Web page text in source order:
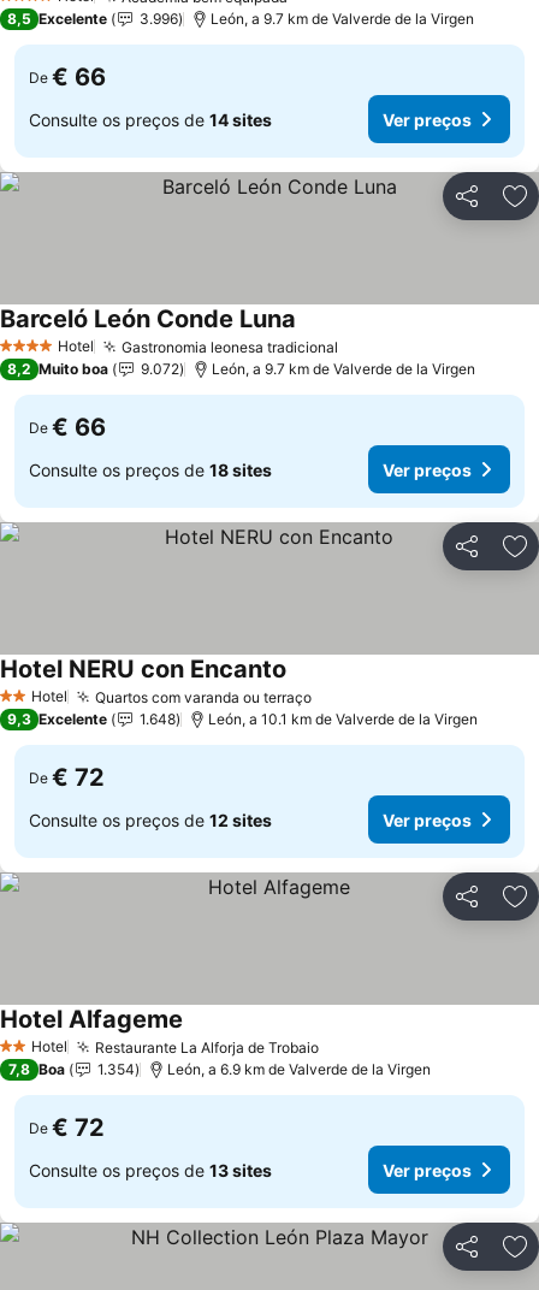
4 Estrelas
8,5 Excelente 3.996 León, a 9.7 km de Valverde de la Virgen
De € 66
Consulte os preços de 14 sites Ver preços
Partilhar
4 EstrelasHotel Gastronomia leonesa tradicional
Barceló León Conde Luna
8,2 Muito boa 9.072 León, a 9.7 km de Valverde de la Virgen
De € 66
Consulte os preços de 18 sites Ver preços
Partilhar
2 Estrelas
Hotel Quartos com varanda ou terraço
Hotel NERU con Encanto
9,3 Excelente 1.648 León, a 10.1 km de Valverde de la Virgen
De € 72
Consulte os preços de 12 sites Ver preços
Partilhar
2 Estrelas
Hotel Restaurante La Alforja de Trobaio
Hotel Alfageme
7,8 Boa 1.354 León, a 6.9 km de Valverde de la Virgen
De € 72
Consulte os preços de 13 sites Ver preços
Partilhar